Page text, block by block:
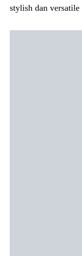
stylish dan versatile